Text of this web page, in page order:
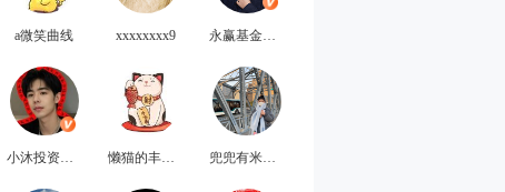
a微笑曲线 xxxxxxxx9 永赢基金张璐
小沐投资笔记 懒猫的丰收日 兜兜有米日记